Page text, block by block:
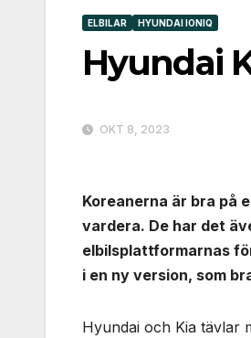
ELBILAR HYUNDAI IONIQ
Hyundai
OKT 8, 2023
Koreanerna är bra på
vardera. De har det
elbilsplattformarnas
i en ny version, som
Hyundai och Kia tävlar